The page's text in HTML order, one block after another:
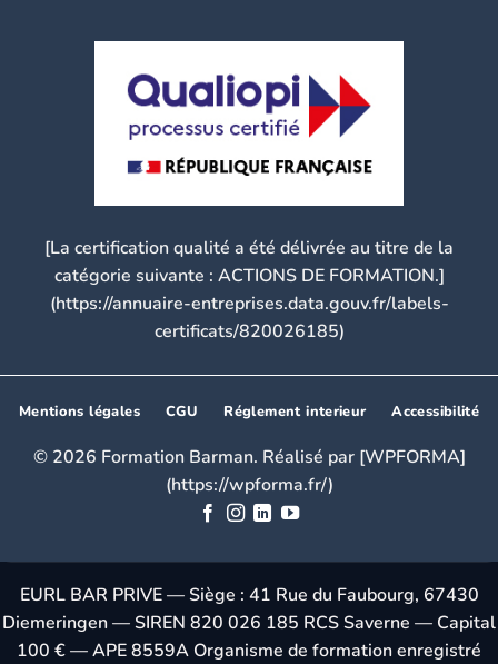
[La certification qualité a été délivrée au titre de la
catégorie suivante : ACTIONS DE FORMATION.]
(https://annuaire-entreprises.data.gouv.fr/labels-
certificats/820026185)
Mentions légales CGU Réglement interieur Accessibilité
© 2026 Formation Barman. Réalisé par [WPFORMA]
(https://wpforma.fr/)
EURL BAR PRIVE — Siège : 41 Rue du Faubourg, 67430
Diemeringen — SIREN 820 026 185 RCS Saverne — Capital
100 € — APE 8559A Organisme de formation enregistré